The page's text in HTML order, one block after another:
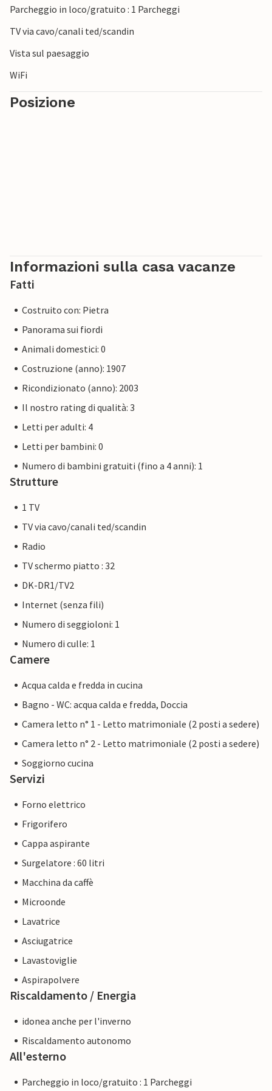
Parcheggio in loco/gratuito : 1 Parcheggi
TV via cavo/canali ted/scandin
Vista sul paesaggio
WiFi
Posizione
Informazioni sulla casa vacanze
Fatti
Costruito con: Pietra
Panorama sui fiordi
Animali domestici: 0
Costruzione (anno): 1907
Ricondizionato (anno): 2003
Il nostro rating di qualità: 3
Letti per adulti: 4
Letti per bambini: 0
Numero di bambini gratuiti (fino a 4 anni): 1
Strutture
1 TV
TV via cavo/canali ted/scandin
Radio
TV schermo piatto : 32
DK-DR1/TV2
Internet (senza fili)
Numero di seggioloni: 1
Numero di culle: 1
Camere
Acqua calda e fredda in cucina
Bagno - WC: acqua calda e fredda, Doccia
Camera letto n° 1 - Letto matrimoniale (2 posti a sedere)
Camera letto n° 2 - Letto matrimoniale (2 posti a sedere)
Soggiorno cucina
Servizi
Forno elettrico
Frigorifero
Cappa aspirante
Surgelatore : 60 litri
Macchina da caffè
Microonde
Lavatrice
Asciugatrice
Lavastoviglie
Aspirapolvere
Riscaldamento / Energia
idonea anche per l'inverno
Riscaldamento autonomo
All'esterno
Parcheggio in loco/gratuito : 1 Parcheggi